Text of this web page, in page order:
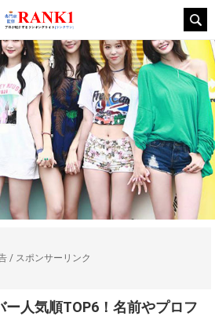
/ スポンサーリンク
人気順TOP6！名前やプロフ